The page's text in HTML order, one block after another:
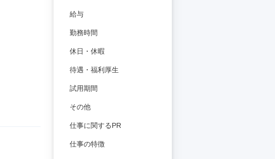
給与
勤務時間
休日・休暇
待遇・福利厚生
試用期間
その他
仕事に関するPR
仕事の特徴